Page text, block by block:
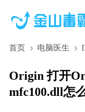
首页 电脑医生
Origin 打开
mfc100.dll怎